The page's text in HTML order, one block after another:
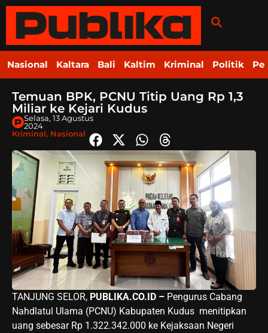
Nasional Kaltara Bali Kaltim Kriminal Politik
Temuan BPK, PCNU Titip Uang Rp 1,3
Miliar ke Kejari Kudus
Selasa, 13 Agustus
2024
Kriminal, Nasional
TANJUNG SELOR, PUBLIKA.CO.ID – Pengurus Cabang
Nahdlatul Ulama (PCNU) Kabupaten Kudus menitipkan
uang sebesar Rp 1.322.342.000 ke Kejaksaan Negeri